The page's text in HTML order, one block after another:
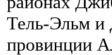
Тель-Эльм и
провинции